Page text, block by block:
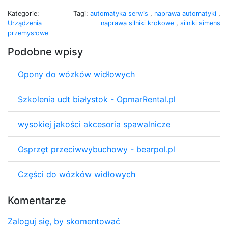
Kategorie:
Urządzenia
przemysłowe
Tagi: automatyka serwis , naprawa automatyki ,
naprawa silniki krokowe , silniki simens
Podobne wpisy
Opony do wózków widłowych
Szkolenia udt białystok - OpmarRental.pl
wysokiej jakości akcesoria spawalnicze
Osprzęt przeciwwybuchowy - bearpol.pl
Części do wózków widłowych
Komentarze
Zaloguj się, by skomentować